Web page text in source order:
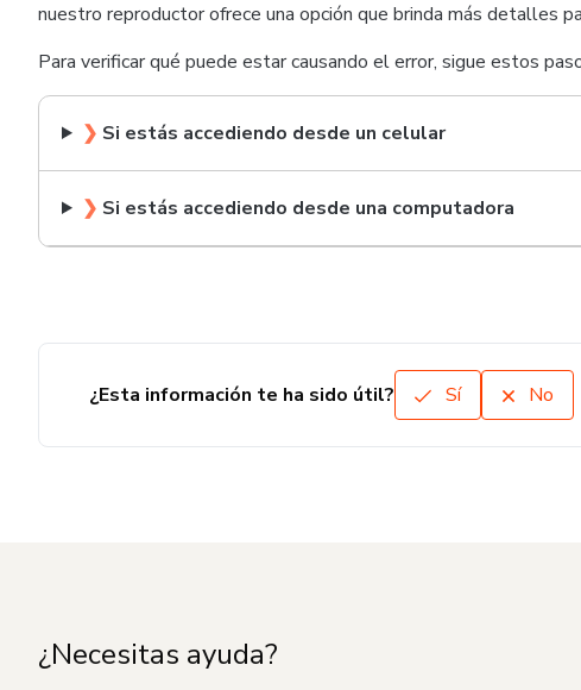
nuestro reproductor ofrece una opción que brinda más detalles
Para verificar qué puede estar causando el error, sigue estos
❯ Si estás accediendo desde un celular
❯ Si estás accediendo desde una computadora
¿Esta información te ha sido útil? Sí No
¿Necesitas ayuda?